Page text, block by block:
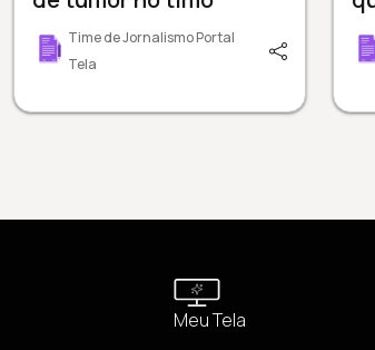
Time de Jornalismo Portal
Tela
Meu Tela